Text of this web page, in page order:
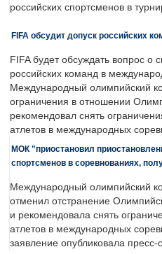
российских спортсменов в
FIFA обсудит допуск российских
FIFA будет обсуждать вопрос о
российских команд в
Международный олимпийский
ограничения в отношении
рекомендовал снять
атлетов в международных
МОК "приостановил
спортсменов в соревнованиях,
Международный олимпийский
отменил отстранение
и рекомендовала снять
атлетов в международных
заявление опубликовала